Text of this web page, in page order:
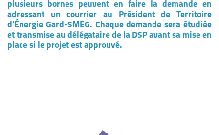
plusieurs bornes peuvent en faire la demande en
adressant un courrier au Président de Territoire
d’Énergie Gard-SMEG. Chaque demande sera étudiée
et transmise au délégataire de la DSP avant sa mise en
place si le projet est approuvé.